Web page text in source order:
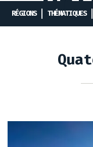
RÉGIONS THÉMATIQUES